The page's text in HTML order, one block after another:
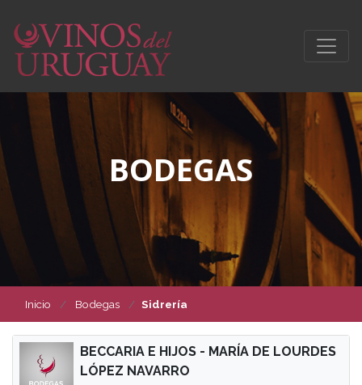
BODEGAS
Inicio Bodegas Sidrería
BECCARIA E HIJOS - MARÍA DE LOURDES
LÓPEZ NAVARRO